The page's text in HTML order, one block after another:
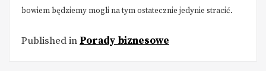
bowiem będziemy mogli na tym ostatecznie jedynie stracić.
Published in Porady biznesowe